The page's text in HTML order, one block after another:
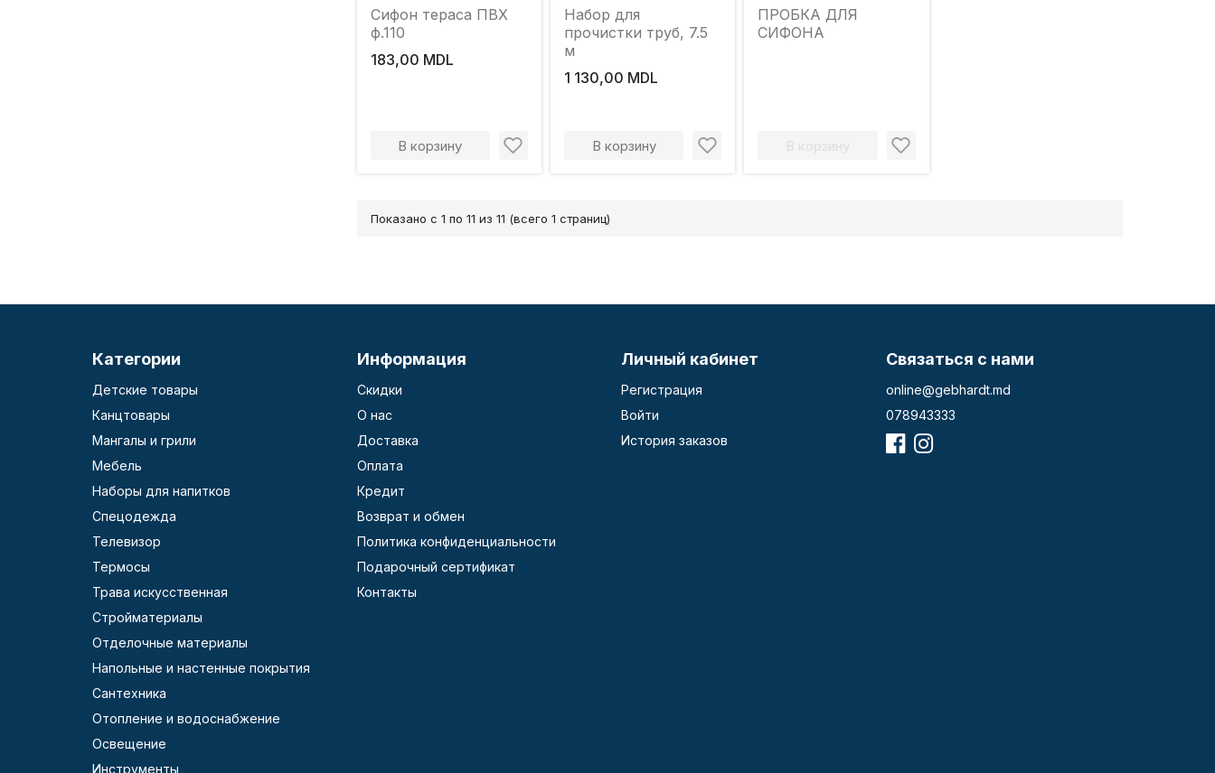
Сифон тераса ПВХ
ф.110
183,00 MDL
В корзину
Набор для
прочистки труб, 7.5
м
1 130,00 MDL
В корзину
ПРОБКА ДЛЯ
СИФОНА
В корзину
Показано с 1 по 11 из 11 (всего 1 страниц)
Категории
Детские товары
Канцтовары
Мангалы и грили
Мебель
Наборы для напитков
Спецодежда
Телевизор
Термосы
Трава искусственная
Стройматериалы
Отделочные материалы
Напольные и настенные покрытия
Сантехника
Отопление и водоснабжение
Освещение
Инструменты
Информация
Скидки
О нас
Доставка
Оплата
Кредит
Возврат и обмен
Политика конфиденциальности
Подарочный сертификат
Контакты
Личный кабинет
Регистрация
Войти
История заказов
Связаться с нами
online@gebhardt.md
078943333